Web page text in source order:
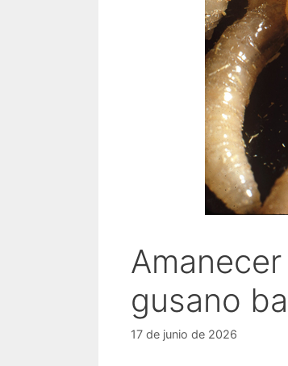
gusano
17 de junio de 2026